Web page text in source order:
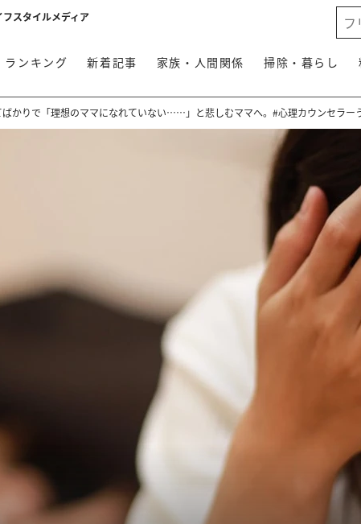
フスタイルメディア
ランキング 新着記事 家族・人間関係 掃除・暮らし
ばかりで「理想のママになれていない……」と悲しむママへ。#心理カウンセラー